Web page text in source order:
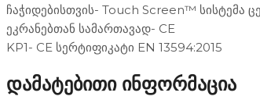
ჩაჭიდებისთვის- Touch Screen™ სისტემა
ეკრანებთან სამართავად- CE
KP1- CE სერტიფიკატი EN 13594:2015
დამატებითი ინფორმაცია